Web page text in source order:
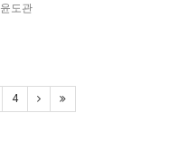
윤도관
4